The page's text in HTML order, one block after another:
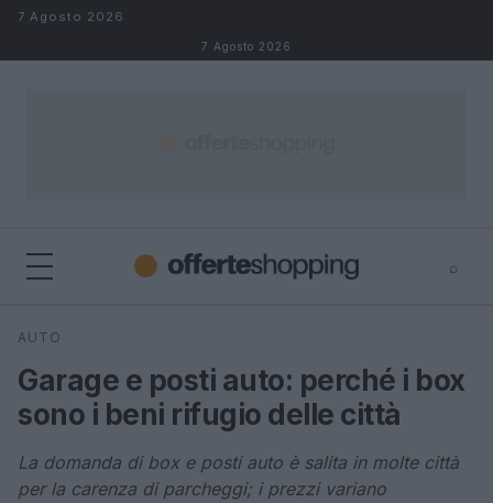
Salta al contenuto
7 Agosto 2026
7 Agosto 2026
⌕
Cerca
AUTO
Garage e posti auto: perché i box
sono i beni rifugio delle città
La domanda di box e posti auto è salita in molte città
per la carenza di parcheggi; i prezzi variano